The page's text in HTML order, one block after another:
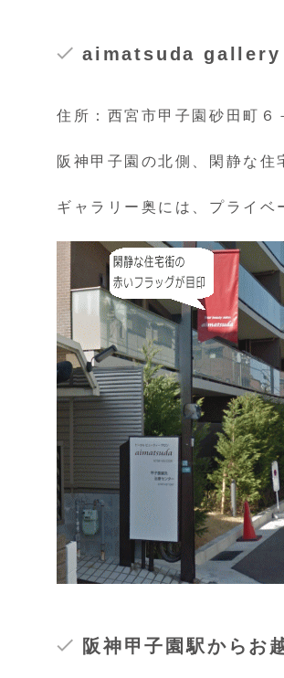
aimatsuda gallery
住所：西宮市甲子園砂田町６
阪神甲子園の北側、閑静な住
ギャラリー奥には、プライベ
阪神甲子園駅からお